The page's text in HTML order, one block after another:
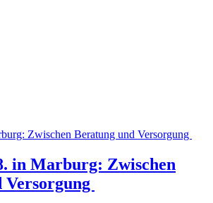
Zwischen Beratung und Versorgung
in Marburg: Zwischen
Versorgung